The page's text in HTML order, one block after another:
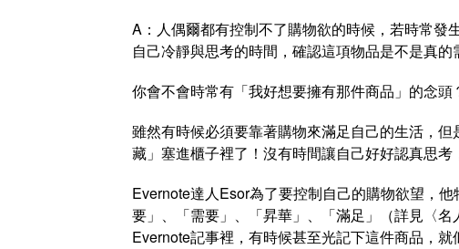
A：人偶爾都有控制不了購物欲的時候，若時常
自己冷靜與思考的時間，確認這項物品是不是真的
你會不會時常有「我好想要擁有那件商品」的念頭
雖然有時候必須要靠著購物來滿足自己的生活，
藏」塞進櫃子裡了！沒有時間讓自己好好認真思考
Evernote達人Esor為了要控制自己的購物欲望，
要」、「需要」、「昇華」、「滿足」（詳見〈
Evernote記事裡，有時候甚至光記下這件商品，